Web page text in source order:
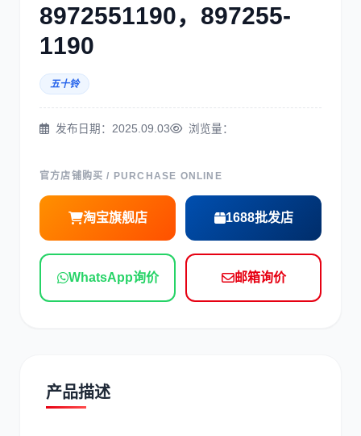
现代
斗山
8972551190，897255-
1190
五十铃
发布日期：2025.09.03 浏览量：
官方店铺购买 / PURCHASE ONLINE
淘宝旗舰店 1688批发店
WhatsApp询价 邮箱询价
产品描述